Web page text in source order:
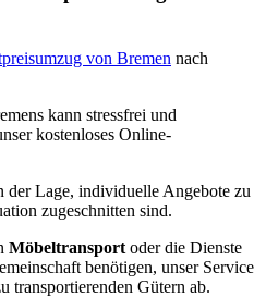
von Bremen nach
kann stressfrei und
kostenloses Online-
Lage, individuelle Angebote zu
zugeschnitten sind.
Möbeltransport oder die Dienste
benötigen, unser Service
transportierenden Gütern ab.